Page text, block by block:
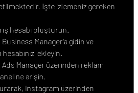
İşte izlemeniz gereken
hesabı oluşturun.
Manager’a gidin ve
ekleyin.
Manager üzerinden reklam
erişin.
Instagram üzerinden